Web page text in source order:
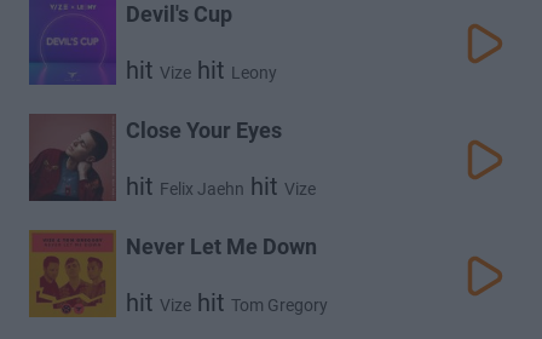
Devil's Cup
hit Vize hit Leony
Close Your Eyes
hit Felix Jaehn hit Vize
Never Let Me Down
hit Vize hit Tom Gregory